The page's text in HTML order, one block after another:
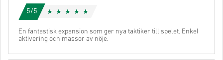
5/5
En fantastisk expansion som ger nya taktiker till spelet. Enkel
aktivering och massor av nöje.